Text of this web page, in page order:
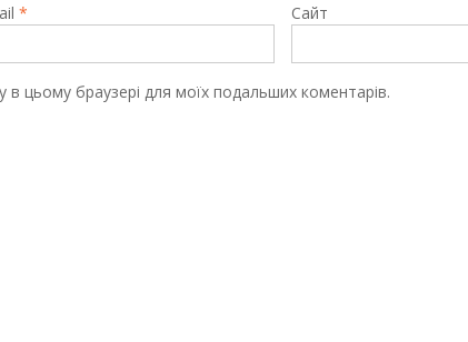
* Сайт
цьому браузері для моїх подальших коментарів.